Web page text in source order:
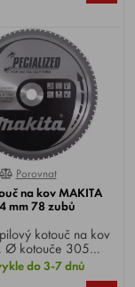
0%
Porovnat
na kov MAKITA
mm 78 zubů
kotouč na kov
Ø kotouče 305
25,4 mm, 78
okružní a zkracovací
do 3-7 dnů